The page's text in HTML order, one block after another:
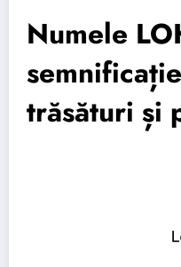
Numele
trăsături și